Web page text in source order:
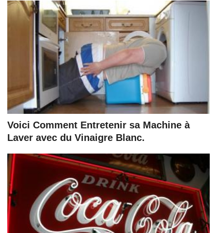
Voici Comment Entretenir sa Machine à
Laver avec du Vinaigre Blanc.